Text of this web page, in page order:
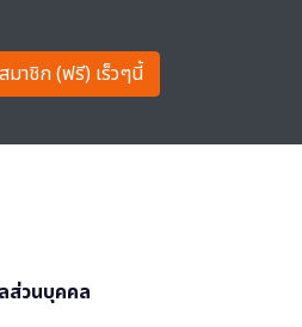
มาชิก (ฟรี) เร็วๆนี้
ส่วนบุคคล